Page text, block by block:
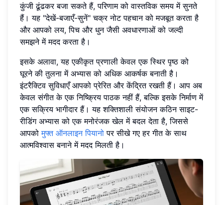
कुंजी ढूंढकर बजा सकते हैं, परिणाम को वास्तविक समय में सुनते
हैं। यह "देखें-बजाएँ-सुनें" चक्र नोट पहचान को मजबूत करता है
और आपको लय, पिच और धुन जैसी अवधारणाओं को जल्दी
समझने में मदद करता है।
इसके अलावा, यह एकीकृत प्रणाली केवल एक स्थिर पृष्ठ को
घूरने की तुलना में अभ्यास को अधिक आकर्षक बनाती है।
इंटरैक्टिव सुविधाएँ आपको प्रेरित और केंद्रित रखती हैं। आप अब
केवल संगीत के एक निष्क्रिय पाठक नहीं हैं, बल्कि इसके निर्माण में
एक सक्रिय भागीदार हैं। यह शक्तिशाली संयोजन कठिन साइट-
रीडिंग अभ्यास को एक मनोरंजक खेल में बदल देता है, जिससे
आपकोमुफ्त ऑनलाइन पियानो पर सीखे गए हर गीत के साथ
आत्मविश्वास बनाने में मदद मिलती है।